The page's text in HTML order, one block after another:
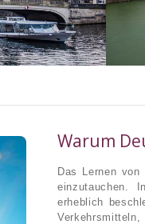
Warum
Das Lernen von
einzutauchen.
erheblich
Verkehrsmitteln,